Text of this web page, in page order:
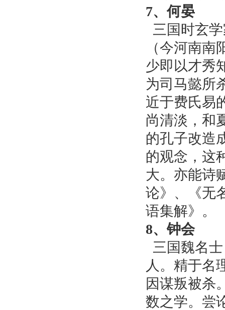
7、何晏
三国时玄
（今河南
少即以才秀
为司马懿所
近于费氏易
尚清淡，和
的孔子改造
的观念，这
大。亦能诗
论》、《无
语集解》。
8、钟会
三国魏名
人。精于名
因谋叛被杀
数之学。尝